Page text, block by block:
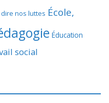
nos luttes École,
Éducation
social